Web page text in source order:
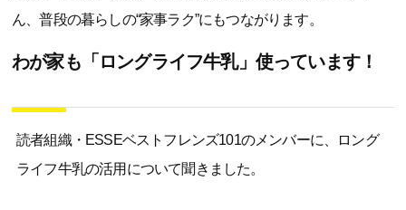
ん、普段の暮らしの“家事ラク”にもつながります。
わが家も「ロングライフ牛乳」使っています！
読者組織・ESSEベストフレンズ101のメンバーに、ロング
ライフ牛乳の活用について聞きました。